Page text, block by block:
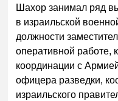
Шахор занимал ряд
в израильской
должности
оперативной работе,
координации с
офицера разведки,
израильского